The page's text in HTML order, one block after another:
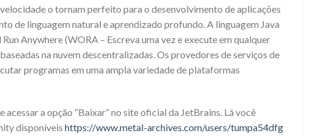
o tornam perfeito para o desenvolvimento de aplicações
de linguagem natural e aprendizado profundo. A linguagem Java
Anywhere (WORA – Escreva uma vez e execute em qualquer
na nuvem descentralizadas. Os provedores de serviços de
programas em uma ampla variedade de plataformas
a opção “Baixar” no site oficial da JetBrains. Lá você
disponíveis https://www.metal-archives.com/users/tumpa54dfg